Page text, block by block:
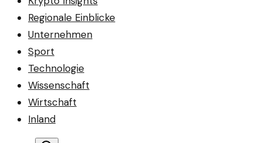
Regionale Einblicke
Unternehmen
Sport
Technologie
Wissenschaft
Wirtschaft
Inland